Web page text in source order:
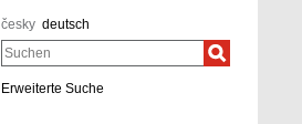
česky deutsch
Suchen
Erweiterte Suche